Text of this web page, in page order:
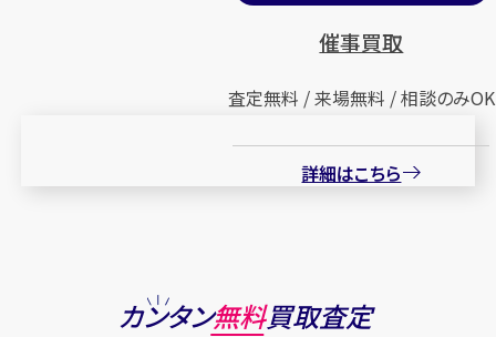
催事買取
査定無料 / 来場無料 / 相談のみOK
詳細はこちら
カンタン無料買取査定